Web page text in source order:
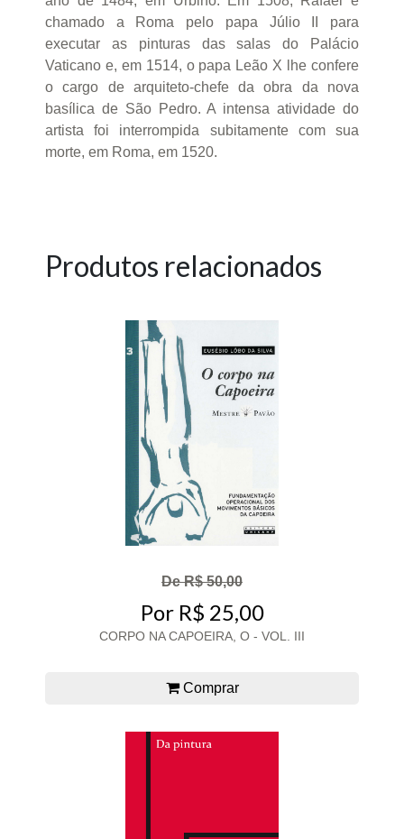
chamado a Roma pelo papa Júlio II para
executar as pinturas das salas do Palácio
Vaticano e, em 1514, o papa Leão X lhe confere
o cargo de arquiteto-chefe da obra da nova
basílica de São Pedro. A intensa atividade do
artista foi interrompida subitamente com sua
morte, em Roma, em 1520.
Produtos relacionados
De R$ 50,00
Por R$ 25,00
CORPO NA CAPOEIRA, O - VOL. III
Comprar